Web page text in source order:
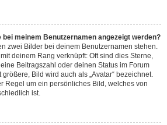
bei meinem Benutzernamen angezeigt werden?
zwei Bilder bei deinem Benutzernamen stehen.
deinem Rang verknüpft: Oft sind dies Sterne,
Beitragszahl oder deinen Status im Forum
Bild wird auch als „Avatar“ bezeichnet.
Regel um ein persönliches Bild, welches von
ist.